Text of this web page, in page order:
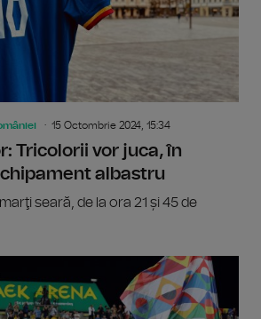
15 Octombrie 2024, 15:34
Tricolorii vor juca, în
albastru
seară, de la ora 21 și 45 de